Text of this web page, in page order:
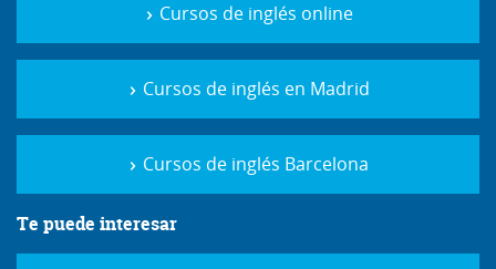
Cursos de inglés online
Cursos de inglés en Madrid
Cursos de inglés Barcelona
Te puede interesar